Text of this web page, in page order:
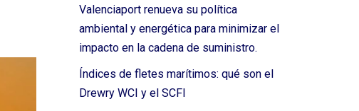
Valenciaport renueva su política
ambiental y energética para minimizar el
impacto en la cadena de suministro.
Índices de fletes marítimos: qué son el
Drewry WCI y el SCFI